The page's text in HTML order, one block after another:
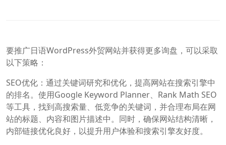
要推广日语WordPress外贸网站并获得更多询盘，可以采取
以下策略：
SEO优化：通过关键词研究和优化，提高网站在搜索引擎中
的排名。使用Google Keyword Planner、Rank Math SEO
等工具，找到高搜索量、低竞争的关键词，并合理布局在网
站的标题、内容和图片描述中。同时，确保网站结构清晰，
内部链接优化良好，以提升用户体验和搜索引擎友好度。